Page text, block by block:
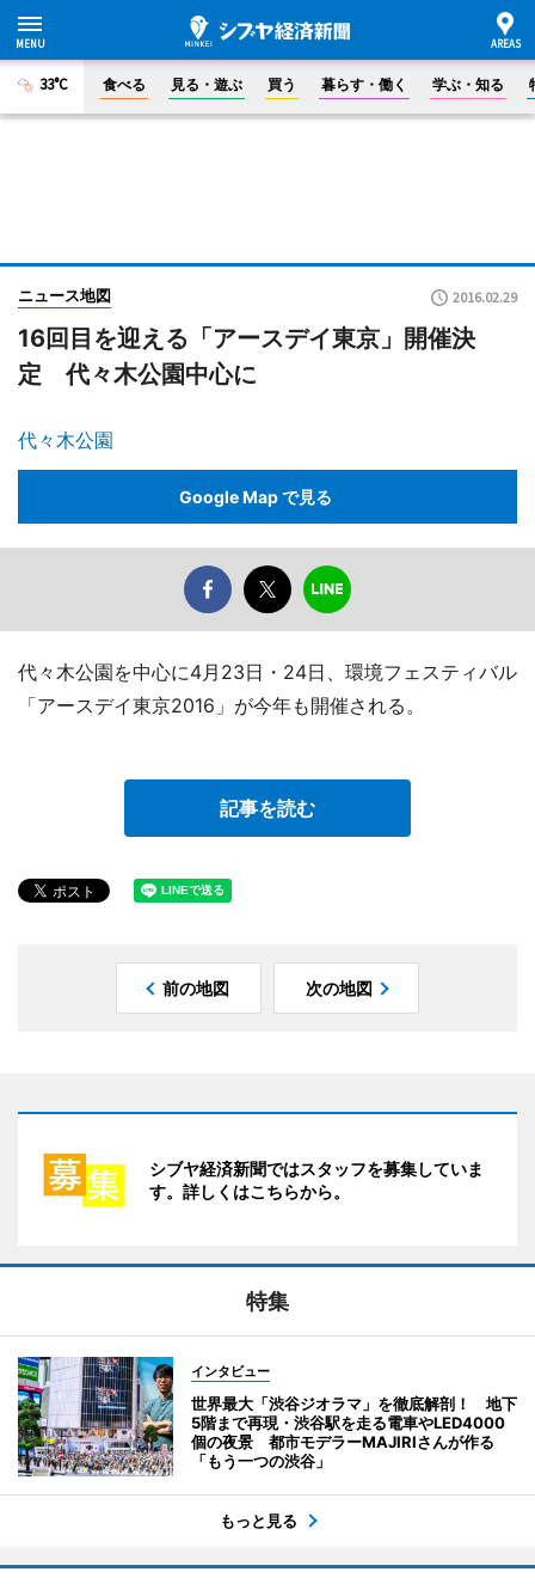
33°C 食べる 見る・遊ぶ 買う 暮らす・働く 学ぶ・知る
ニュース地図 2016.02.29
16回目を迎える「アースデイ東京」開催決
定 代々木公園中心に
代々木公園
Google Map で見る
代々木公園を中心に4月23日・24日、環境フェスティバル
「アースデイ東京2016」が今年も開催される。
記事を読む
前の地図 次の地図
シブヤ経済新聞ではスタッフを募集していま
す。詳しくはこちらから。
特集
インタビュー
世界最大「渋谷ジオラマ」を徹底解剖！ 地下
5階まで再現・渋谷駅を走る電車やLED4000
個の夜景 都市モデラーMAJIRIさんが作る
「もう一つの渋谷」
もっと見る